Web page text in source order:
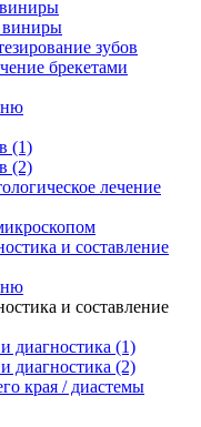
виниры
зубов
брекетами
(1)
(2)
лечение
и составление
и составление
диагностика (1)
диагностика (2)
края / диастемы